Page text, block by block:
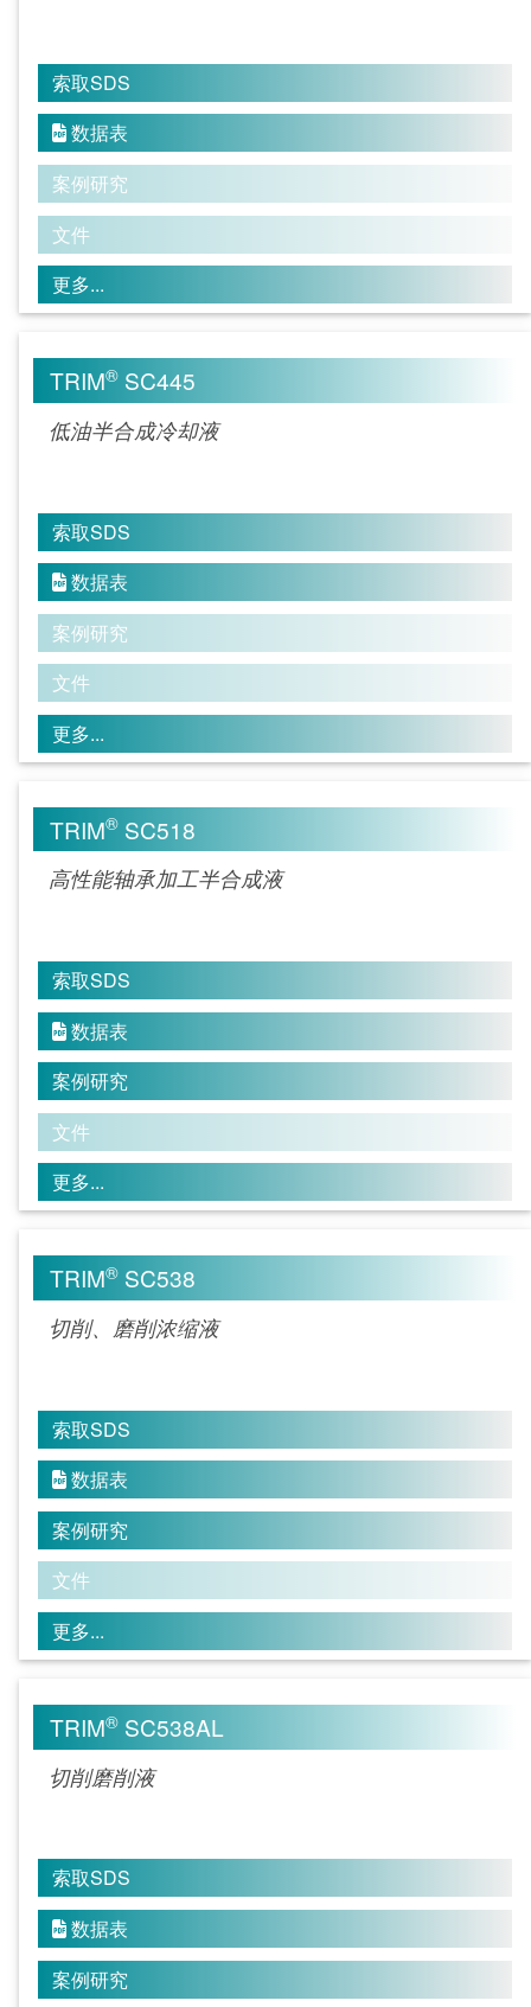
索取SDS
 数据表
案例研究
文件
更多...
TRIM® SC445
低油半合成冷却液
索取SDS
 数据表
案例研究
文件
更多...
TRIM® SC518
高性能轴承加工半合成液
索取SDS
 数据表
案例研究
文件
更多...
TRIM® SC538
切削、磨削浓缩液
索取SDS
 数据表
案例研究
文件
更多...
TRIM® SC538AL
切削磨削液
索取SDS
 数据表
案例研究